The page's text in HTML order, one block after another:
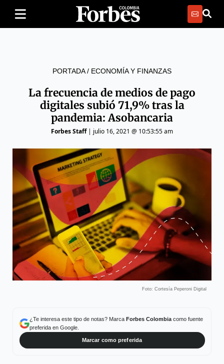
PORTADA/ ECONOMÍA Y FINANZAS
La frecuencia de medios de pago
digitales subió 71,9% tras la
pandemia: Asobancaria
Forbes Staff| julio 16, 2021 @ 10:53:55 am
Foto: Cortesía Peperoni Digital
¿Te interesa este tipo de notas? Marca Forbes Colombiacomo fuente
preferida en Google.
Marcar como preferida